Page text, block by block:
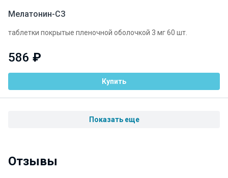
Мелатонин-СЗ
таблетки покрытые пленочной оболочкой 3 мг 60 шт.
586 ₽
Купить
Показать еще
Отзывы